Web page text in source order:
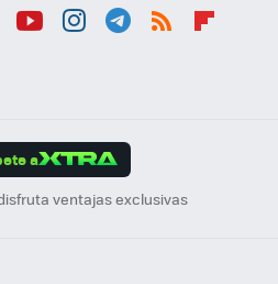
a
ventajas exclusivas